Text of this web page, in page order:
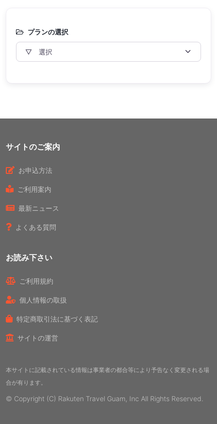
プランの選択
サイトのご案内
お申込方法
ご利用案内
最新ニュース
よくある質問
お読み下さい
ご利用規約
個人情報の取扱
特定商取引法に基づく表記
サイトの運営
本サイトに記載されている情報は事業者の都合等により予告なく変更される場
合が有ります。
© Copyright (C) Rakuten Travel Guam, Inc All Rights Reserved.